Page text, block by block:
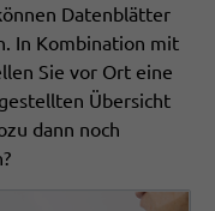
Datenblätter
In Kombination mit
Sie vor Ort eine
Übersicht
dann noch